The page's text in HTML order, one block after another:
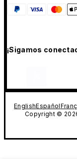
¡Sigamos
EnglishEspañol
Copyright ©